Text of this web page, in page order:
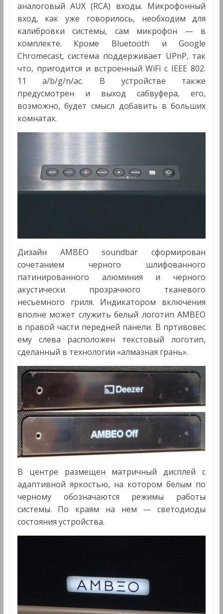
аналоговый AUX (RCA) входы. Микрофонный
вход, как уже говорилось, необходим для
калибровки системы, сам микрофон — в
комплекте. Кроме Bluetooth и Google
Chromecast, система поддерживает UPnP, так
что, пригодится и встроенный WiFi с IEEE 802.
11 a/b/g/n/ac. В устройстве также
предусмотрен и выход сабвуфера, его,
возможно, будет смысл добавить в больших
комнатах.
Дизайн AMBEO soundbar сформирован
сочетанием черного шлифованного
патинированного алюминия и черного
акустически прозрачного тканевого
несъемного гриля. Индикатором включения
вполне может служить белый логотип AMBEO
в правой части передней панели. В пртивовес
ему слева расположен текстовый логотип,
сделанный в технологии «алмазная грань».
В центре размещен матричный дисплей с
адаптивной яркостью, на котором белым по
черному обозначаются режимы работы
системы. По краям на нем — светодиоды
состояния устройства.